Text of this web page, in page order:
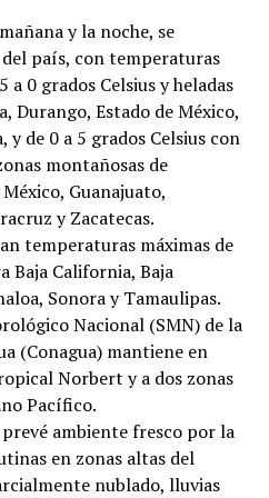
y la noche, se
país, con temperaturas
0 grados Celsius y heladas
Durango, Estado de México,
de 0 a 5 grados Celsius con
montañosas de
Guanajuato,
y Zacatecas.
temperaturas máximas de
Baja California, Baja
Sonora y Tamaulipas.
Nacional (SMN) de la
(Conagua) mantiene en
Norbert y a dos zonas
Pacífico.
ambiente fresco por la
en zonas altas del
nublado, lluvias